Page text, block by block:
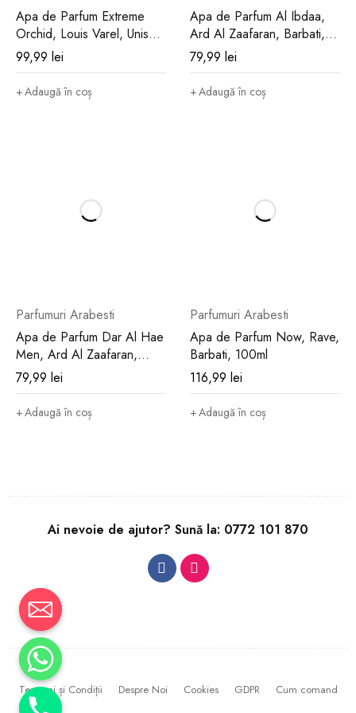
În concluzie, Apa de Parfum Asraar Shamoos de la Lattafa nu
doar îmbogățește garderoba olfactivă, ci și aduce bucurie și
rafinament la fiecare purtare. Cu mirosul său divin, durabilitatea
notabilă și prețul accesibil, acest parfum devine un aliat de
Apa de Parfum Extreme
Orchid, Louis Varel, Unisex,
100ml
99,99 lei
Adaugă în coș
Apa de Parfum Al Ibdaa,
Ard Al Zaafaran, Barbati,
100ml
79,99 lei
Adaugă în coș
Parfumuri Arabesti
Apa de Parfum Dar Al Hae
Men, Ard Al Zaafaran,
Barbati, 100ml
79,99 lei
Adaugă în coș
Parfumuri Arabesti
Apa de Parfum Now, Rave,
Barbati, 100ml
116,99 lei
Adaugă în coș
Ai nevoie de ajutor? Sună la: 0772 101 870
Termeni și Condiții Despre Noi Cookies GDPR Cum comand
CHATY